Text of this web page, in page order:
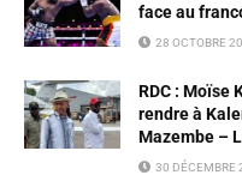
face au
28 OCTOBRE
RDC : Moïse
rendre à
Mazembe –
30 DÉCEMBRE